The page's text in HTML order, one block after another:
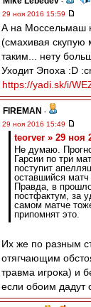
29 ноя 2016 15:59
А на Моссельмаш
(смахивая скупую
таким... нету
Уходит Эпоха :D
https://yadi.sk/i/
FIREMAN -
29 ноя 2016 15:49
teorver » 29 ноя
Не думаю.
Гарсии по три
поступит
оставшийся
Правда, в
постфактум, за
самом матче
припомнят это.
Их же по разным
отягчающим
травма игрока) и
если обоим дадут